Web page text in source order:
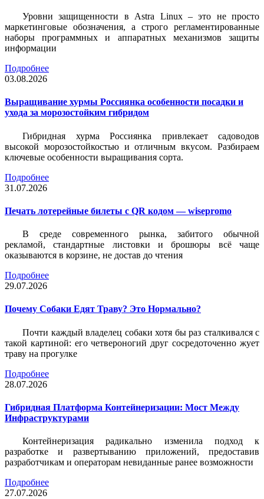
Уровни защищенности в Astra Linux – это не просто
маркетинговые обозначения, а строго регламентированные
наборы программных и аппаратных механизмов защиты
информации
Подробнее
03.08.2026
Выращивание хурмы Россиянка особенности посадки и
ухода за морозостойким гибридом
Гибридная хурма Россиянка привлекает садоводов
высокой морозостойкостью и отличным вкусом. Разбираем
ключевые особенности выращивания сорта.
Подробнее
31.07.2026
Печать лотерейные билеты c QR кодом — wisepromo
В среде современного рынка, забитого обычной
рекламой, стандартные листовки и брошюры всё чаще
оказываются в корзине, не достав до чтения
Подробнее
29.07.2026
Почему Собаки Едят Траву? Это Нормально?
Почти каждый владелец собаки хотя бы раз сталкивался с
такой картиной: его четвероногий друг сосредоточенно жует
траву на прогулке
Подробнее
28.07.2026
Гибридная Платформа Контейнеризации: Мост Между
Инфраструктурами
Контейнеризация радикально изменила подход к
разработке и развертыванию приложений, предоставив
разработчикам и операторам невиданные ранее возможности
Подробнее
27.07.2026